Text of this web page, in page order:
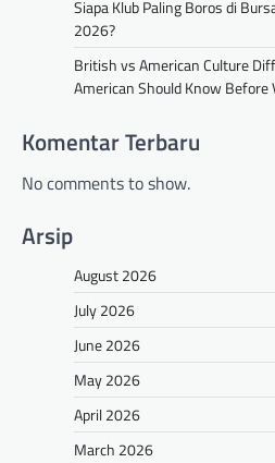
Siapa Klub Paling Boros di
2026?
British vs American Culture
American Should Know Before
Komentar Terbaru
No comments to show.
Arsip
August 2026
July 2026
June 2026
May 2026
April 2026
March 2026